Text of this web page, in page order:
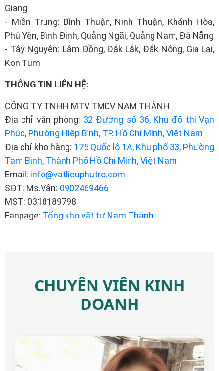
Giang
- Miền Trung: Bình Thuận, Ninh Thuận, Khánh Hòa,
Phú Yên, Bình Định, Quảng Ngãi, Quảng Nam, Đà Nẵng
- Tây Nguyên: Lâm Đồng, Đắk Lắk, Đắk Nông, Gia Lai,
Kon Tum
THÔNG TIN LIÊN HỆ:
CÔNG TY TNHH MTV TMDV NAM THÀNH
Địa chỉ văn phòng: 32 Đường số 36, Khu đô thị Vạn
Phúc, Phường Hiệp Bình, TP. Hồ Chí Minh, Việt Nam
Địa chỉ kho hàng: 175 Quốc lộ 1A, Khu phố 33, Phường
Tam Bình, Thành Phố Hồ Chí Minh, Việt Nam
Email: info@vatlieuphutro.com
SĐT: Ms.Vân: 0902469466
MST: 0318189798
Fanpage: Tổng kho vật tư Nam Thành
CHUYÊN VIÊN KINH
DOANH